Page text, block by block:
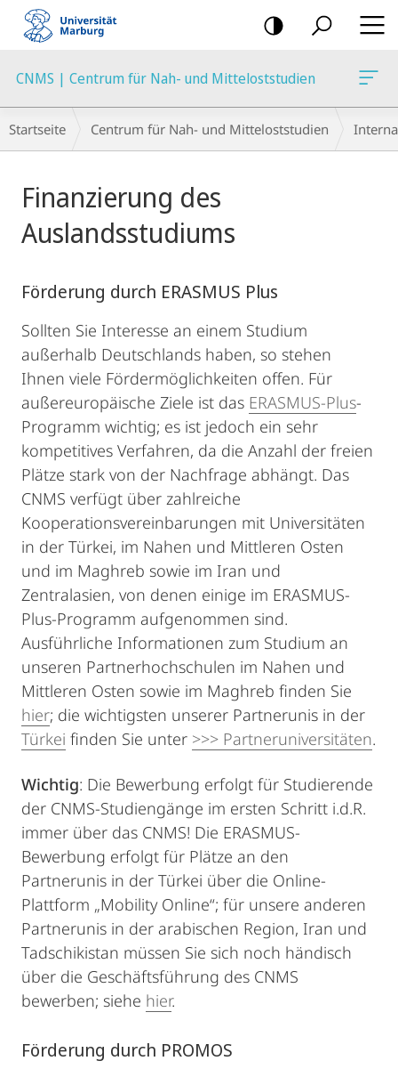
Mobile-
Navigation
CNMS | Centrum für Nah- und Mitteloststudien
Breadcrumb-
Navigation
Startseite Centrum für Nah- und Mitteloststudien
Finanzierung des
Auslandsstudiums
Förderung durch ERASMUS Plus
Sollten Sie Interesse an einem Studium
außerhalb Deutschlands haben, so stehen
Ihnen viele Fördermöglichkeiten offen. Für
außereuropäische Ziele ist das ERASMUS-Plus-
Programm wichtig; es ist jedoch ein sehr
kompetitives Verfahren, da die Anzahl der freien
Plätze stark von der Nachfrage abhängt. Das
CNMS verfügt über zahlreiche
Kooperationsvereinbarungen mit Universitäten
in der Türkei, im Nahen und Mittleren Osten
und im Maghreb sowie im Iran und
Zentralasien, von denen einige im ERASMUS-
Plus-Programm aufgenommen sind.
Ausführliche Informationen zum Studium an
unseren Partnerhochschulen im Nahen und
Mittleren Osten sowie im Maghreb finden Sie
hier; die wichtigsten unserer Partnerunis in der
Türkei finden Sie unter >>> Partneruniversitäten.
Wichtig: Die Bewerbung erfolgt für Studierende
der CNMS-Studiengänge im ersten Schritt i.d.R.
immer über das CNMS! Die ERASMUS-
Bewerbung erfolgt für Plätze an den
Partnerunis in der Türkei über die Online-
Plattform „Mobility Online“; für unsere anderen
Partnerunis in der arabischen Region, Iran und
Tadschikistan müssen Sie sich noch händisch
über die Geschäftsführung des CNMS
bewerben; siehe hier.
Förderung durch PROMOS